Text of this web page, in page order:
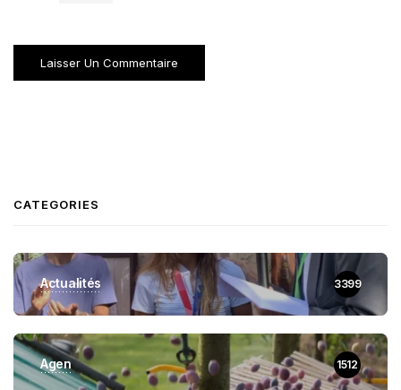
CATEGORIES
Actualités 3399
Agen 1512